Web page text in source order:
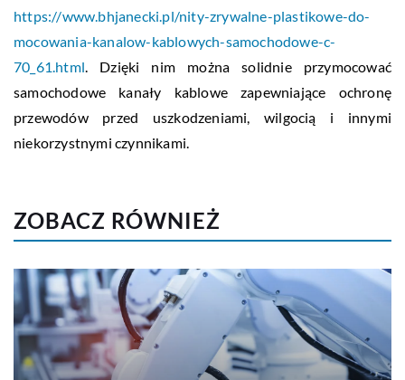
https://www.bhjanecki.pl/nity-zrywalne-plastikowe-do-
mocowania-kanalow-kablowych-samochodowe-c-
70_61.html. Dzięki nim można solidnie przymocować
samochodowe kanały kablowe zapewniające ochronę
przewodów przed uszkodzeniami, wilgocią i innymi
niekorzystnymi czynnikami.
ZOBACZ RÓWNIEŻ